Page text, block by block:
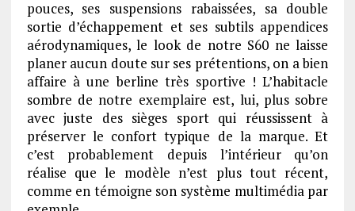
pouces, ses suspensions rabaissées, sa double
sortie d’échappement et ses subtils appendices
aérodynamiques, le look de notre S60 ne laisse
planer aucun doute sur ses prétentions, on a bien
affaire à une berline très sportive ! L’habitacle
sombre de notre exemplaire est, lui, plus sobre
avec juste des sièges sport qui réussissent à
préserver le confort typique de la marque. Et
c’est probablement depuis l’intérieur qu’on
réalise que le modèle n’est plus tout récent,
comme en témoigne son système multimédia par